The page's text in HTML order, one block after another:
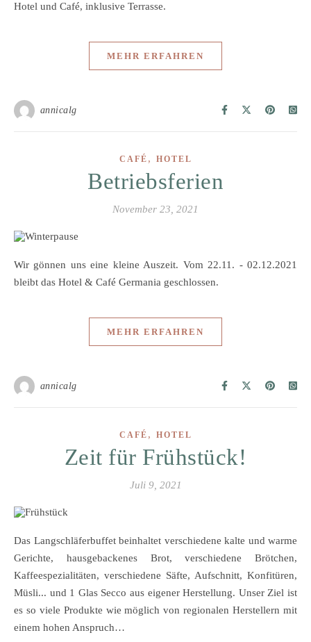
Hotel und Café, inklusive Terrasse.
MEHR ERFAHREN
annicalg
CAFÉ , HOTEL
Betriebsferien
November 23, 2021
Wir gönnen uns eine kleine Auszeit. Vom 22.11. - 02.12.2021
bleibt das Hotel & Café Germania geschlossen.
MEHR ERFAHREN
annicalg
CAFÉ , HOTEL
Zeit für Frühstück!
Juli 9, 2021
Das Langschläferbuffet beinhaltet verschiedene kalte und warme
Gerichte, hausgebackenes Brot, verschiedene Brötchen,
Kaffeespezialitäten, verschiedene Säfte, Aufschnitt, Konfitüren,
Müsli... und 1 Glas Secco aus eigener Herstellung. Unser Ziel ist
es so viele Produkte wie möglich von regionalen Herstellern mit
einem hohen Anspruch…